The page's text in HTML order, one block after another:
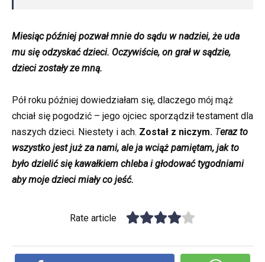
Miesiąc później pozwał mnie do sądu w nadziei, że uda
mu się odzyskać dzieci. Oczywiście, on grał w sądzie,
dzieci zostały ze mną.
Pół roku później dowiedziałam się, dlaczego mój mąż
chciał się pogodzić – jego ojciec sporządził testament dla
naszych dzieci. Niestety i ach. Został z niczym. Teraz to
wszystko jest już za nami, ale ja wciąż pamiętam, jak to
było dzielić się kawałkiem chleba i głodować tygodniami
aby moje dzieci miały co jeść.
Rate article